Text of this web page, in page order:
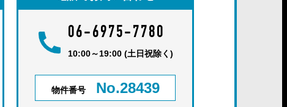
06-6975-7780
10:00～19:00 (土日祝除く)
物件番号 No.28439